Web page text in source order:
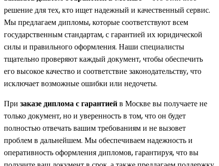
решение для тех, кто ищет надежный и качественный сервис.
Мы предлагаем дипломы, которые соответствуют всем
государственным стандартам, с гарантией их юридической
силы и правильного оформления. Наши специалисты
тщательно проверяют каждый документ, чтобы обеспечить
его высокое качество и соответствие законодательству, что
исключает возможные ошибки или недочеты.
При заказе диплома с гарантиейв Москве вы получаете не
только документ, но и уверенность в том, что он будет
полностью отвечать вашим требованиям и не вызовет
проблем в дальнейшем. Мы обеспечиваем надежность и
оперативность оформления дипломов, гарантируя, что вы